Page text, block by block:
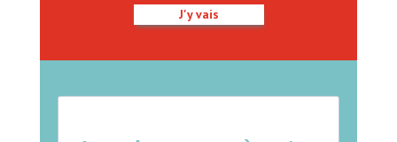
J'y vais